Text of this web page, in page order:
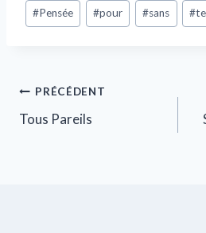
#Pensée #pour #sans #
PRÉCÉDENT
Tous Pareils